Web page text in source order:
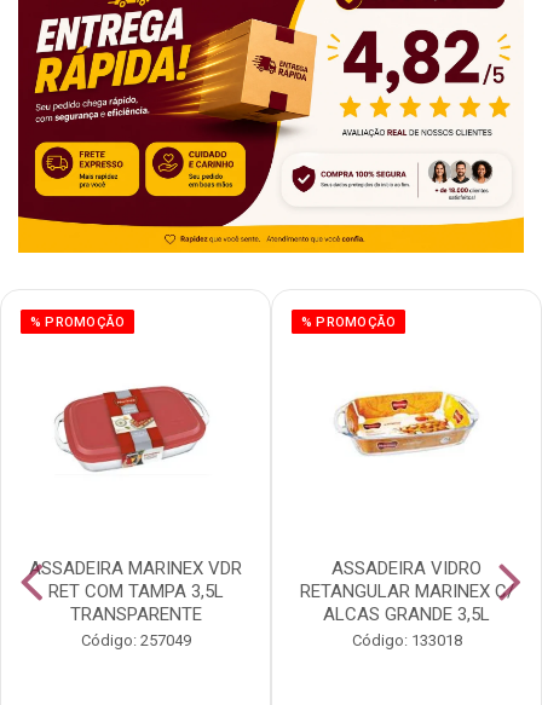
% PROMOÇÃO
ASSADEIRA MARINEX VDR
RET COM TAMPA 3,5L
TRANSPARENTE
Código: 257049
% PROMOÇÃO
ASSADEIRA VIDRO
RETANGULAR MARINEX C/
ALCAS GRANDE 3,5L
Código: 133018